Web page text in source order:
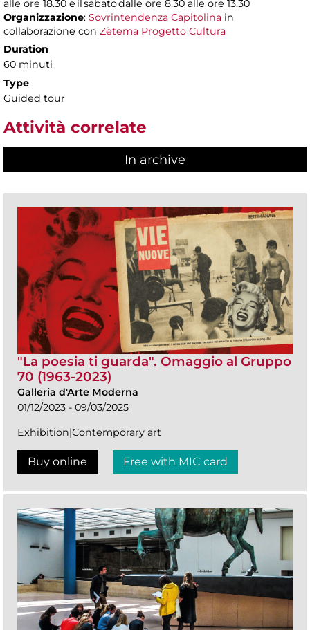
alle ore 18.30 e il sabato dalle ore 8.30 alle ore 13.30
Organizzazione: Sovrintendenza Capitolina in
collaborazione con Zètema Progetto Cultura
Duration
60 minuti
Type
Guided tour
Attività correlate
In archive
"La poesia ti guarda". Omaggio al Gruppo
70 (1963-2023)
Galleria d'Arte Moderna
01/12/2023 - 09/03/2025
Exhibition|Contemporary art
Buy online Free with MIC card